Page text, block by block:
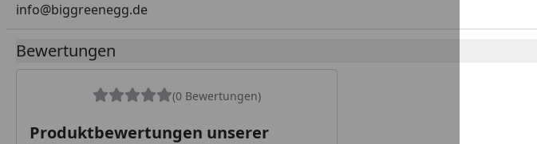
info@biggreenegg.de
Bewertungen
(0 Bewertungen)
Produktbewertungen unserer